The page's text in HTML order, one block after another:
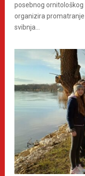
posebnog
organizira promatranje
svibnja...